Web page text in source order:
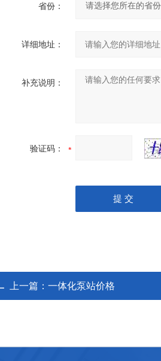
省份：
详细地址：
补充说明：
验证码：
上一篇： 一体化泵站价格